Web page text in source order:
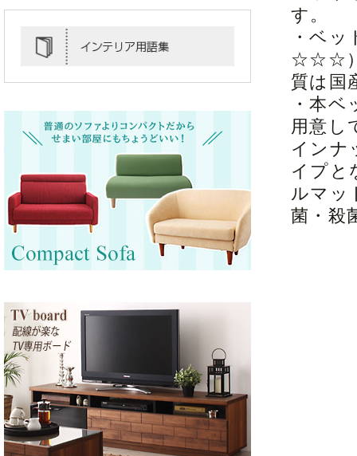
す。
・ベ
☆☆☆）
質は国
・本
用意し
インナ
イプと
ルマッ
菌・殺